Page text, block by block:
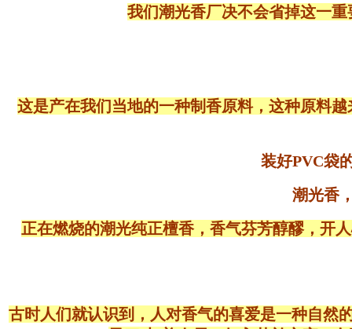
我们潮光香厂决不会省掉这一
这是产在我们当地的一种制香原料，这种原料
装好PVC袋
潮光香
正在燃烧的潮光纯正檀香，香气芬芳醇醪，开
古时人们就认识到，人对香气的喜爱是一种自然